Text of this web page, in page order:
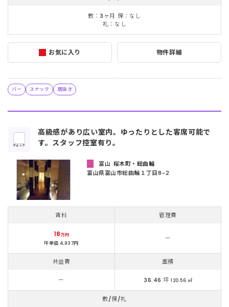
お気に入り 物件詳細
敷：3ヶ月 保：なし
礼：なし
バー スナック 居抜き
チェック
高級感があり広い室内。ゆったりとした客席可能で
す。スタッフ控室有り。
富山 桜木町・総曲輪
富山県富山市総曲輪１丁目8-2
賃料 管理費
18万円
坪単価 4,937円
ー
共益費 面積
ー 36.46 坪120.56 ㎡
敷/保/礼